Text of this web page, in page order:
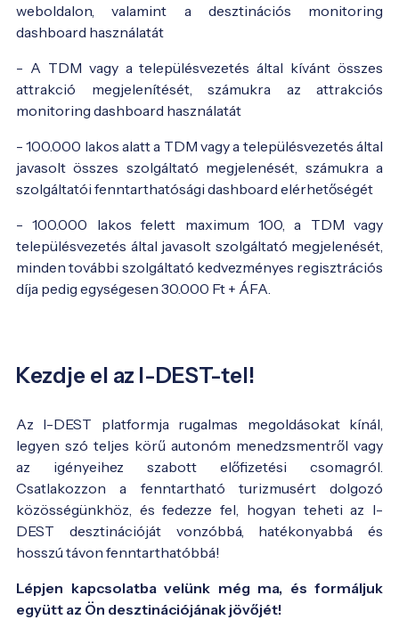
weboldalon, valamint a desztinációs monitoring
dashboard használatát
- A TDM vagy a településvezetés által kívánt összes
attrakció megjelenítését, számukra az attrakciós
monitoring dashboard használatát
- 100.000 lakos alatt a TDM vagy a településvezetés által
javasolt összes szolgáltató megjelenését, számukra a
szolgáltatói fenntarthatósági dashboard elérhetőségét
- 100.000 lakos felett maximum 100, a TDM vagy
településvezetés által javasolt szolgáltató megjelenését,
minden további szolgáltató kedvezményes regisztrációs
díja pedig egységesen 30.000 Ft + ÁFA.
Kezdje el az I-DEST-tel!
Az I-DEST platformja rugalmas megoldásokat kínál,
legyen szó teljes körű autonóm menedzsmentről vagy
az igényeihez szabott előfizetési csomagról.
Csatlakozzon a fenntartható turizmusért dolgozó
közösségünkhöz, és fedezze fel, hogyan teheti az I-
DEST desztinációját vonzóbbá, hatékonyabbá és
hosszú távon fenntarthatóbbá!
Lépjen kapcsolatba velünk még ma, és formáljuk
együtt az Ön desztinációjának jövőjét!